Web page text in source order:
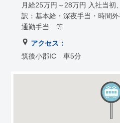
月給25万円～28万円 入社当初
訳：基本給・深夜手当・時
通勤手当 等
アクセス：
筑後小郡IC 車5分